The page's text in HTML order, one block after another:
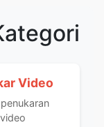
Video